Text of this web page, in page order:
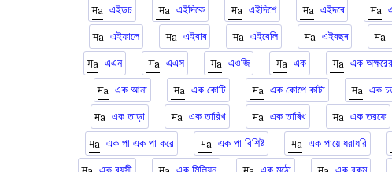
এইডচ
এইদিকে এইদিশে এইদৰে
এইফালে
এইবাৰ এইবেলি এইবছৰ
এএন
এএস এওজি এক এক অক্ষরের
এক আনা
এক কোটি এক কোপে কাটা এক
এক তাড়া
এক তারিখ এক তাৰিখ এক তরফে
এক পা এক পা করে
এক পা বিশিষ্ট এক পায়ে ধরাধরি